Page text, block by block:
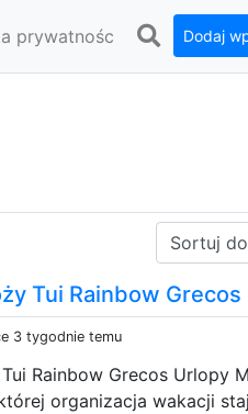
prywatnośc Dodaj
Sortuj:
Tui Rainbow
3 tygodnie temu
Rainbow Grecos Urlopy
organizacja wakacji